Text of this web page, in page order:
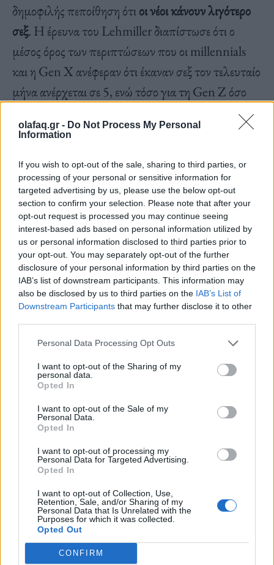
olafaq.gr - Do Not Process My Personal
Information
If you wish to opt-out of the sale, sharing to third parties, or
processing of your personal or sensitive information for
targeted advertising by us, please use the below opt-out
section to confirm your selection. Please note that after your
opt-out request is processed you may continue seeing
interest-based ads based on personal information utilized by
us or personal information disclosed to third parties prior to
your opt-out. You may separately opt-out of the further
disclosure of your personal information by third parties on the
IAB’s list of downstream participants. This information may
also be disclosed by us to third parties on the IAB’s List of
Downstream Participants that may further disclose it to other
Personal Data Processing Opt Outs
I want to opt-out of the Sharing of my
personal data.
Opted In
I want to opt-out of the Sale of my
Personal Data.
Opted In
I want to opt-out of processing my
Personal Data for Targeted Advertising.
Opted In
I want to opt-out of Collection, Use,
Retention, Sale, and/or Sharing of my
Personal Data that Is Unrelated with the
Purposes for which it was collected.
Opted Out
CONFIRM
δημοφιλής πεποίθηση ότιοι νέοι κάνουν λιγότερο
σεξ. Η έρευνα του Lehmiller διαπίστωσε ότι ο
μέσος όρος των περιπτώσεων που οι millennials
και η Gen X ανέφεραν ότι έκαναν σεξ τον τελευταίο
μήνα ανέρχεται σε 5, ενώ τόσο για τη Gen Z όσο
και για τους boomers, ο μέσος όρος ήταν μόλις 3
φορές το μήνα. Πάνω από το 1/3 (37%) της Gen
τελευταίο μήνα, σε πλήρη αντίθεση με το 19% των
millennials και το 17% της Gen X που ανέφεραν
το ίδιο.
Όμως η γενιά Z είναι μια πολύπλοκη ομάδα.Ενώ
φαντασιώνεται τον trad τρόπο ζωής και δεν κάνει
έχει φαντασιώσεις BDSM (56%), σε σύγκριση με
το 52% των millennials, το 31% της Gen X και το
12% των boomers.
απλώς ότι οι μεγαλύτεροι σε ηλικία ενήλικες είχαν
περισσότερο χρόνο να μάθουν και να ανακαλύψουν
τι τους αρέσει στο σεξ, οπότε μπορεί να έχουν ήδη
αποκαλύψει τα βίτσια τους»,
έκθεση. «Ωστόσο, η άλλη είναι ότι φαίνεται επίσης
ότι οι νεότεροι ενήλικες σήμερα έχουν μεγαλύτερο
συνολικό ενδιαφέρον για το kink από ό,τι οι
μεγαλύτεροι σε ηλικία ενήλικες, γεγονός που